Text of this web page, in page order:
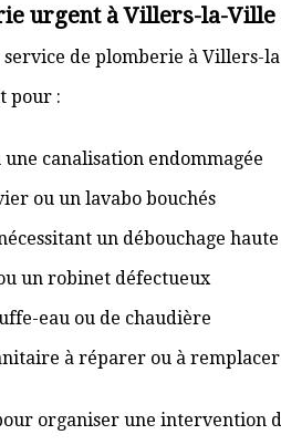
urgent à Villers-la-Ville
service de plomberie à
pour :
une canalisation endommagée
ou un lavabo bouchés
un débouchage
un robinet défectueux
eau ou de chaudière
à réparer ou à remplacer
organiser une intervention